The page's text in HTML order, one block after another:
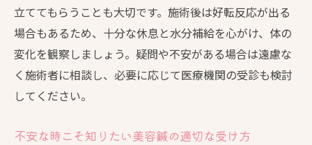
立ててもらうことも大切です。施術後は好転反応が出る
場合もあるため、十分な休息と水分補給を心がけ、体の
変化を観察しましょう。疑問や不安がある場合は遠慮な
く施術者に相談し、必要に応じて医療機関の受診も検討
してください。
不安な時こそ知りたい美容鍼の適切な受け方